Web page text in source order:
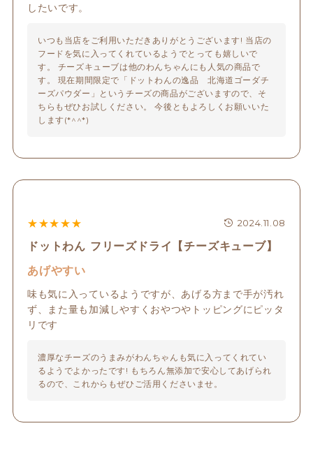
したいです。
いつも当店をご利用いただきありがとうございます! 当店の
フードを気に入ってくれているようでとっても嬉しいで
す。 チーズキューブは他のわんちゃんにも人気の商品で
す。 現在期間限定で「ドットわんの逸品　北海道ゴーダチ
ーズパウダー」というチーズの商品がございますので、そ
ちらもぜひお試しください。 今後ともよろしくお願いいた
します(*^^*)
2024.11.08
ドットわん フリーズドライ【チーズキューブ】
★★★★★
あげやすい
味も気に入っているようですが、あげる方まで手が汚れ
ず、また量も加減しやすくおやつやトッピングにピッタ
リです
濃厚なチーズのうまみがわんちゃんも気に入ってくれてい
るようでよかったです! もちろん無添加で安心してあげられ
るので、これからもぜひご活用くださいませ。